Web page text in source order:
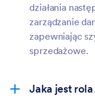
działania
zarządzanie
zapewniając
sprzedażowe.
Jaka jest